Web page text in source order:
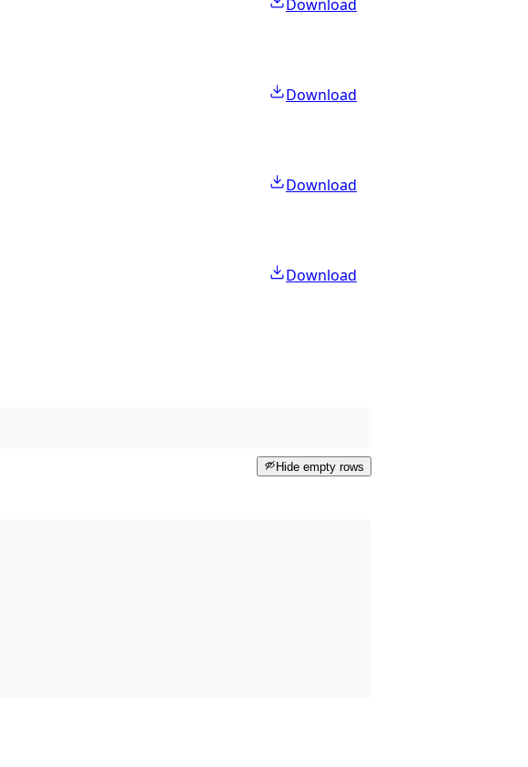
Download
Download
Download
Download
Hide empty rows